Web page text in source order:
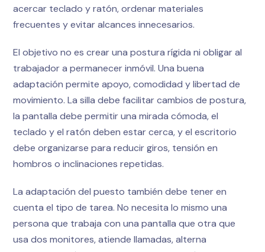
acercar teclado y ratón, ordenar materiales
frecuentes y evitar alcances innecesarios.
El objetivo no es crear una postura rígida ni obligar al
trabajador a permanecer inmóvil. Una buena
adaptación permite apoyo, comodidad y libertad de
movimiento. La silla debe facilitar cambios de postura,
la pantalla debe permitir una mirada cómoda, el
teclado y el ratón deben estar cerca, y el escritorio
debe organizarse para reducir giros, tensión en
hombros o inclinaciones repetidas.
La adaptación del puesto también debe tener en
cuenta el tipo de tarea. No necesita lo mismo una
persona que trabaja con una pantalla que otra que
usa dos monitores, atiende llamadas, alterna